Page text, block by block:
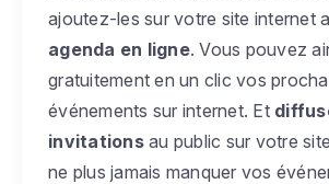
ajoutez-les sur votre site internet
agenda en ligne. Vous pouvez
gratuitement en un clic vos
événements sur internet. Et
invitationsau public sur votre
ne plus jamais manquer vos